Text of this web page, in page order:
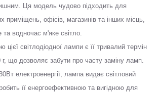
Ця модель чудово підходить для
приміщень, офісів, магазинів та інших місць,
та водночас м'яке світло.
світлодіодної лампи є її тривалий термін
що дозволяє забути про часту заміну ламп.
електроенергії, лампа видає світловий
її енергоефективною та вигідною для